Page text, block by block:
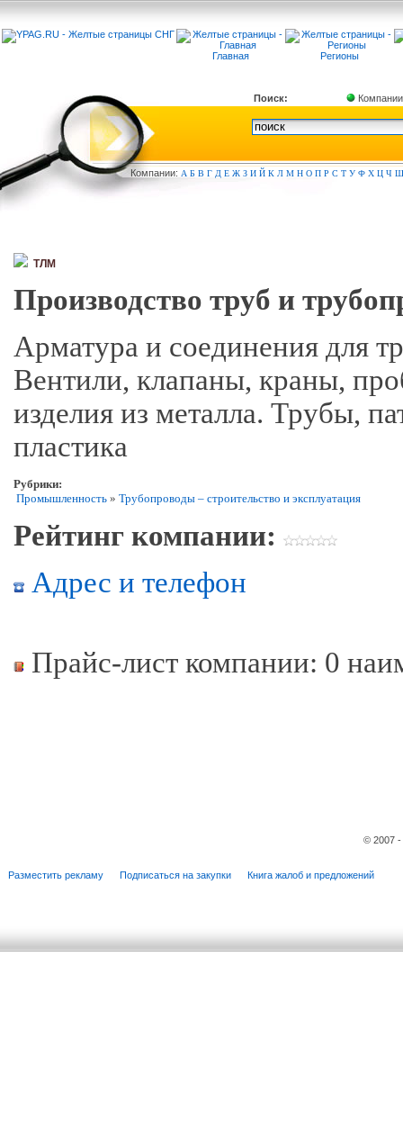
Главная Регионы
Поиск: Компании
Компании: А Б В Г Д Е Ж З И Й К Л М Н О П Р С Т У Ф Х Ц Ч Ш
ТЛМ
Производство труб и
Арматура и соединения для
Вентили, клапаны, краны,
изделия из металла. Трубы,
пластика
Рубрики:
Промышленность » Трубопроводы – строительство и эксплуатация
Рейтинг компании:
Адрес и телефон
Прайс-лист компании: 0
© 2007
Разместить рекламу Подписаться на закупки Книга жалоб и предложений